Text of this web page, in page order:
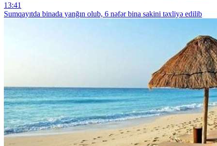
13:41
Sumqayıtda binada yanğın olub, 6 nəfər bina sakini təxliyə edilib